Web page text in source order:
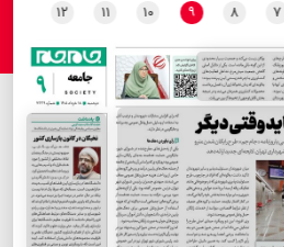
۷ ۸ ۹ ۱۰ ۱۱ ۱۲